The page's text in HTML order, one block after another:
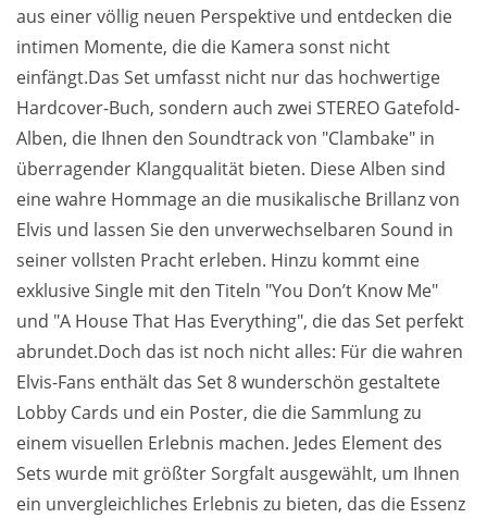
aus einer völlig neuen Perspektive und entdecken die
intimen Momente, die die Kamera sonst nicht
einfängt.Das Set umfasst nicht nur das hochwertige
Hardcover-Buch, sondern auch zwei STEREO Gatefold-
Alben, die Ihnen den Soundtrack von "Clambake" in
überragender Klangqualität bieten. Diese Alben sind
eine wahre Hommage an die musikalische Brillanz von
Elvis und lassen Sie den unverwechselbaren Sound in
seiner vollsten Pracht erleben. Hinzu kommt eine
exklusive Single mit den Titeln "You Don’t Know Me"
und "A House That Has Everything", die das Set perfekt
abrundet.Doch das ist noch nicht alles: Für die wahren
Elvis-Fans enthält das Set 8 wunderschön gestaltete
Lobby Cards und ein Poster, die die Sammlung zu
einem visuellen Erlebnis machen. Jedes Element des
Sets wurde mit größter Sorgfalt ausgewählt, um Ihnen
ein unvergleichliches Erlebnis zu bieten, das die Essenz